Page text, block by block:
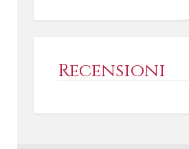
Recensioni